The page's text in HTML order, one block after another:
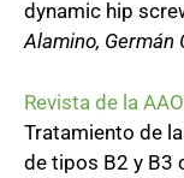
dynamic hip
Alamino, Germán
Revista de la
Tratamiento de
de tipos B2 y B3